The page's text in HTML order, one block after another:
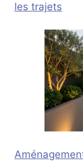
les trajets